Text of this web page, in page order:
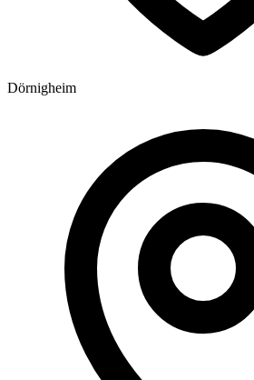
Dörnigheim